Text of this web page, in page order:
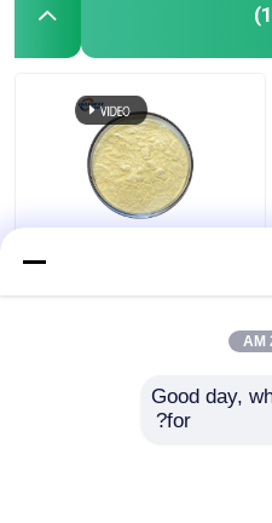
506-32-1 عصاره گیاهی
Good day,
for?